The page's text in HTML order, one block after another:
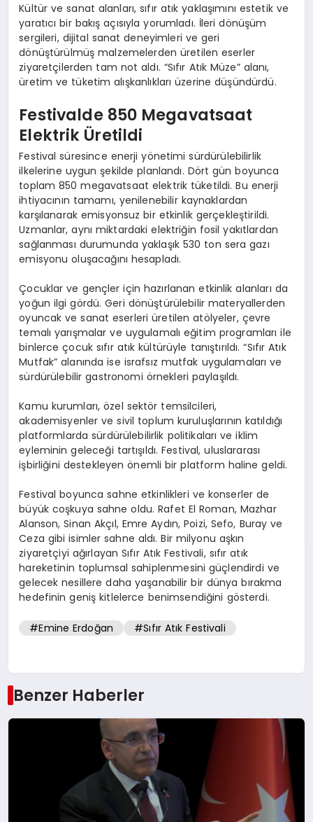
Kültür ve sanat alanları, sıfır atık yaklaşımını estetik ve
yaratıcı bir bakış açısıyla yorumladı. İleri dönüşüm
sergileri, dijital sanat deneyimleri ve geri
dönüştürülmüş malzemelerden üretilen eserler
ziyaretçilerden tam not aldı. “Sıfır Atık Müze” alanı,
üretim ve tüketim alışkanlıkları üzerine düşündürdü.
Festivalde 850 Megavatsaat
Elektrik Üretildi
Festival süresince enerji yönetimi sürdürülebilirlik
ilkelerine uygun şekilde planlandı. Dört gün boyunca
toplam 850 megavatsaat elektrik tüketildi. Bu enerji
ihtiyacının tamamı, yenilenebilir kaynaklardan
karşılanarak emisyonsuz bir etkinlik gerçekleştirildi.
Uzmanlar, aynı miktardaki elektriğin fosil yakıtlardan
sağlanması durumunda yaklaşık 530 ton sera gazı
emisyonu oluşacağını hesapladı.
Çocuklar ve gençler için hazırlanan etkinlik alanları da
yoğun ilgi gördü. Geri dönüştürülebilir materyallerden
oyuncak ve sanat eserleri üretilen atölyeler, çevre
temalı yarışmalar ve uygulamalı eğitim programları ile
binlerce çocuk sıfır atık kültürüyle tanıştırıldı. “Sıfır Atık
Mutfak” alanında ise israfsız mutfak uygulamaları ve
sürdürülebilir gastronomi örnekleri paylaşıldı.
Kamu kurumları, özel sektör temsilcileri,
akademisyenler ve sivil toplum kuruluşlarının katıldığı
platformlarda sürdürülebilirlik politikaları ve iklim
eyleminin geleceği tartışıldı. Festival, uluslararası
işbirliğini destekleyen önemli bir platform haline geldi.
Festival boyunca sahne etkinlikleri ve konserler de
büyük coşkuya sahne oldu. Rafet El Roman, Mazhar
Alanson, Sinan Akçıl, Emre Aydın, Poizi, Sefo, Buray ve
Ceza gibi isimler sahne aldı. Bir milyonu aşkın
ziyaretçiyi ağırlayan Sıfır Atık Festivali, sıfır atık
hareketinin toplumsal sahiplenmesini güçlendirdi ve
gelecek nesillere daha yaşanabilir bir dünya bırakma
hedefinin geniş kitlelerce benimsendiğini gösterdi.
#Emine Erdoğan #Sıfır Atık Festivali
Benzer Haberler